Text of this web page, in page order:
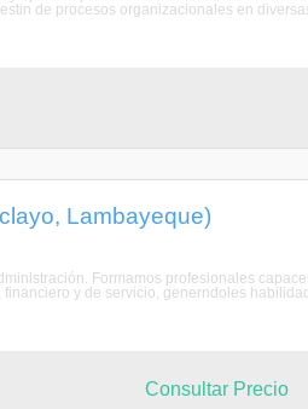
de procesos organizacionales en
Lambayeque)
Formamos profesionales
y de servicio, generndoles
Consultar Precio